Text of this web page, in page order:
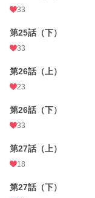
33
第25話（下）
33
第26話（上）
23
第26話（下）
33
第27話（上）
18
第27話（下）